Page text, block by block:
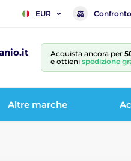
EUR Confronto
Acquista ancora per
e ottieni spedizione
Altre marche